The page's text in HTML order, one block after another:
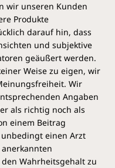
wir unseren Kunden
Produkte
darauf hin, dass
und subjektive
geäußert werden.
Weise zu eigen, wir
Wir
Angaben
als richtig noch als
einem Beitrag
einen Arzt
Wahrheitsgehalt zu